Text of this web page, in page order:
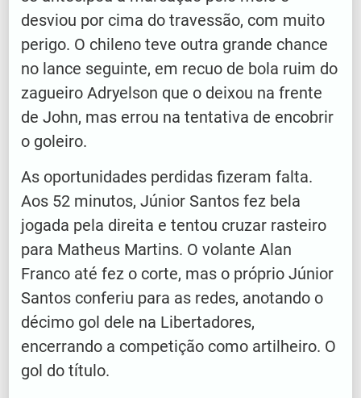
desviou por cima do travessão, com muito
perigo. O chileno teve outra grande chance
no lance seguinte, em recuo de bola ruim do
zagueiro Adryelson que o deixou na frente
de John, mas errou na tentativa de encobrir
o goleiro.
As oportunidades perdidas fizeram falta.
Aos 52 minutos, Júnior Santos fez bela
jogada pela direita e tentou cruzar rasteiro
para Matheus Martins. O volante Alan
Franco até fez o corte, mas o próprio Júnior
Santos conferiu para as redes, anotando o
décimo gol dele na Libertadores,
encerrando a competição como artilheiro. O
gol do título.